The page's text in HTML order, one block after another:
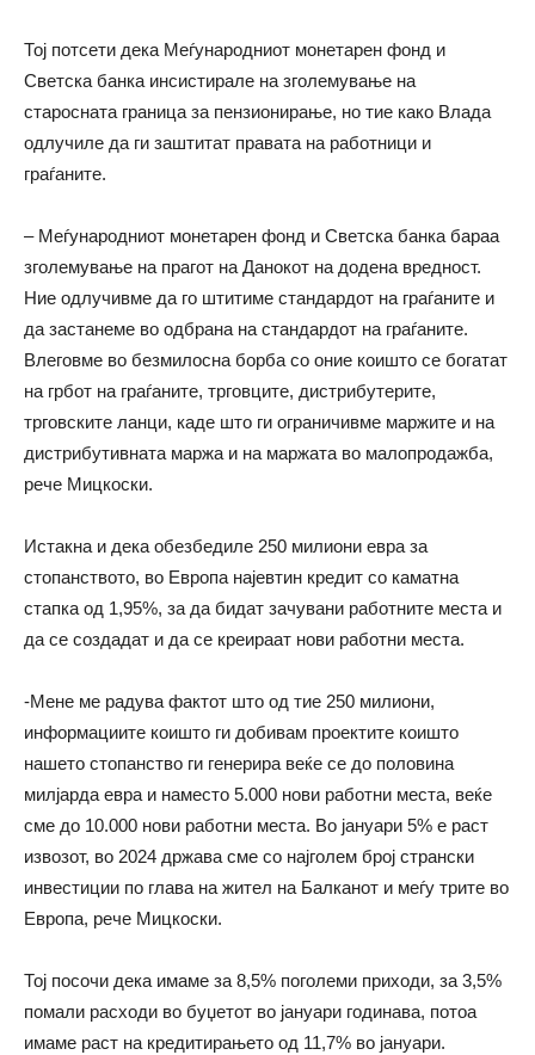
Тој потсети дека Меѓународниот монетарен фонд и
Светска банка инсистирале на зголемување на
старосната граница за пензионирање, но тие како Влада
одлучиле да ги заштитат правата на работници и
граѓаните.
– Меѓународниот монетарен фонд и Светска банка бараа
зголемување на прагот на Данокот на додена вредност.
Ние одлучивме да го штитиме стандардот на граѓаните и
да застанеме во одбрана на стандардот на граѓаните.
Влеговме во безмилосна борба со оние коишто се богатат
на грбот на граѓаните, трговците, дистрибутерите,
трговските ланци, каде што ги ограничивме маржите и на
дистрибутивната маржа и на маржата во малопродажба,
рече Мицкоски.
Истакна и дека обезбедиле 250 милиони евра за
стопанството, во Европа најевтин кредит со каматна
стапка од 1,95%, за да бидат зачувани работните места и
да се создадат и да се креираат нови работни места.
-Мене ме радува фактот што од тие 250 милиони,
информациите коишто ги добивам проектите коишто
нашето стопанство ги генерира веќе се до половина
милјарда евра и наместо 5.000 нови работни места, веќе
сме до 10.000 нови работни места. Во јануари 5% е раст
извозот, во 2024 држава сме со најголем број странски
инвестиции по глава на жител на Балканот и меѓу трите во
Европа, рече Мицкоски.
Тој посочи дека имаме за 8,5% поголеми приходи, за 3,5%
помали расходи во буџетот во јануари годинава, потоа
имаме раст на кредитирањето од 11,7% во јануари.